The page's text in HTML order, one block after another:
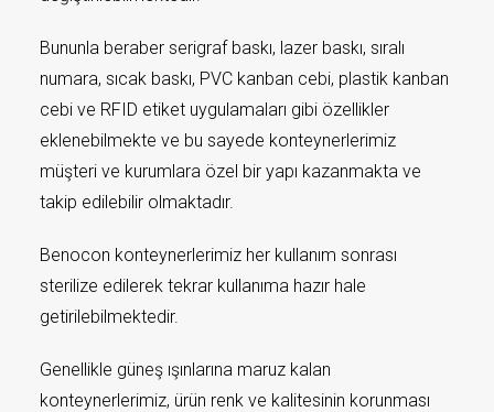
Bununla beraber serigraf baskı, lazer baskı, sıralı
numara, sıcak baskı, PVC kanban cebi, plastik kanban
cebi ve RFID etiket uygulamaları gibi özellikler
eklenebilmekte ve bu sayede konteynerlerimiz
müşteri ve kurumlara özel bir yapı kazanmakta ve
takip edilebilir olmaktadır.
Benocon konteynerlerimiz her kullanım sonrası
sterilize edilerek tekrar kullanıma hazır hale
getirilebilmektedir.
Genellikle güneş ışınlarına maruz kalan
konteynerlerimiz, ürün renk ve kalitesinin korunması